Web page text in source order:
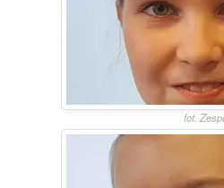
fot.